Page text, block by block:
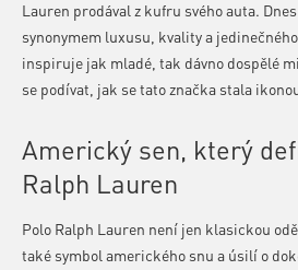
Lauren prodával z kufru svého auta.
synonymem luxusu, kvality a
inspiruje jak mladé, tak dávno dospělé
se podívat, jak se tato značka stala
Americký sen, který
Ralph Lauren
Polo Ralph Lauren není jen klasickou
také symbol amerického snu a úsilí o